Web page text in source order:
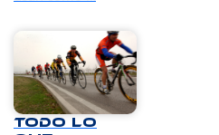
Todo lo